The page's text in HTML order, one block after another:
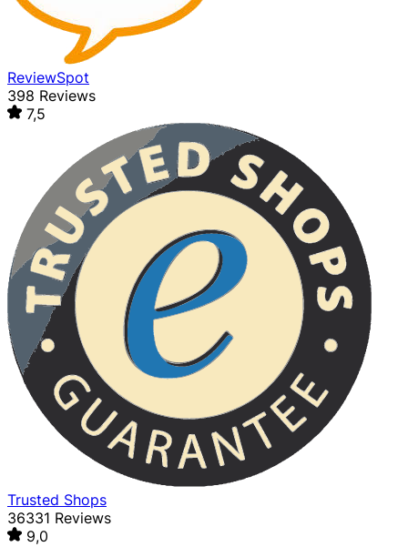
ReviewSpot
398 Reviews
7,5
Trusted Shops
36331 Reviews
9,0